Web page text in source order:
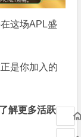
这场APL盛
正是你加入的
了解更多活跃